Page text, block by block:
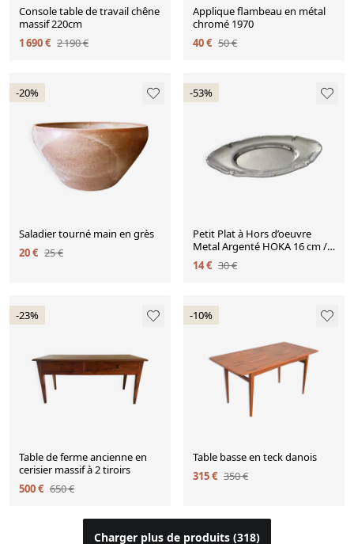
Console table de travail chêne
massif 220cm
1 690 € 2 190 €
Applique flambeau en métal
chromé 1970
40 € 50 €
-20%
Saladier tourné main en grès
20 € 25 €
-53%
Petit Plat à Hors d’oeuvre
Metal Argenté HOKA 16 cm / 8
cm
14 € 30 €
-23%
Table de ferme ancienne en
cerisier massif à 2 tiroirs
500 € 650 €
-10%
Table basse en teck danois
315 € 350 €
Charger plus de produits (318)